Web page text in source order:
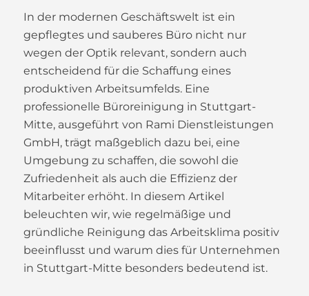
In der modernen Geschäftswelt ist ein
gepflegtes und sauberes Büro nicht nur
wegen der Optik relevant, sondern auch
entscheidend für die Schaffung eines
produktiven Arbeitsumfelds. Eine
professionelle Büroreinigung in Stuttgart-
Mitte, ausgeführt von Rami Dienstleistungen
GmbH, trägt maßgeblich dazu bei, eine
Umgebung zu schaffen, die sowohl die
Zufriedenheit als auch die Effizienz der
Mitarbeiter erhöht. In diesem Artikel
beleuchten wir, wie regelmäßige und
gründliche Reinigung das Arbeitsklima positiv
beeinflusst und warum dies für Unternehmen
in Stuttgart-Mitte besonders bedeutend ist.